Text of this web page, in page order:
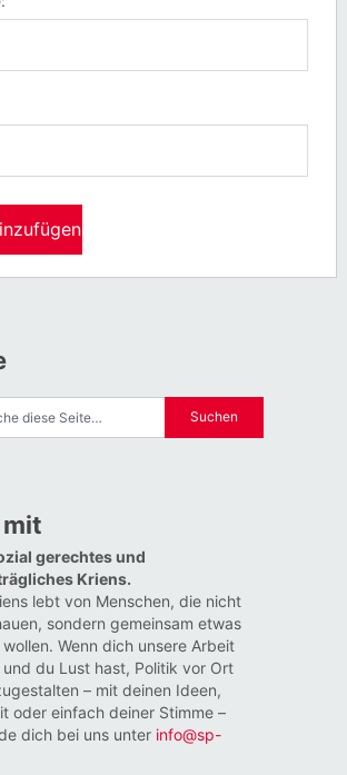
gerechtes und
Kriens.
lebt von Menschen, die nicht
sondern gemeinsam etwas
Wenn dich unsere Arbeit
du Lust hast, Politik vor Ort
– mit deinen Ideen,
oder einfach deiner Stimme –
dich bei uns unter info@sp-